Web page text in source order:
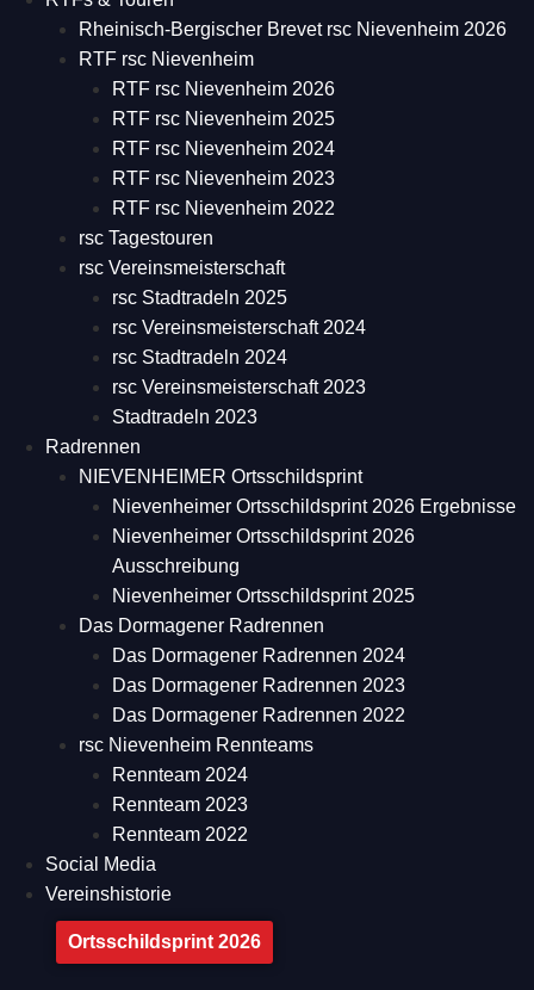
Rheinisch-Bergischer Brevet rsc Nievenheim 2026
RTF rsc Nievenheim
RTF rsc Nievenheim 2026
RTF rsc Nievenheim 2025
RTF rsc Nievenheim 2024
RTF rsc Nievenheim 2023
RTF rsc Nievenheim 2022
rsc Tagestouren
rsc Vereinsmeisterschaft
rsc Stadtradeln 2025
rsc Vereinsmeisterschaft 2024
rsc Stadtradeln 2024
rsc Vereinsmeisterschaft 2023
Stadtradeln 2023
Radrennen
NIEVENHEIMER Ortsschildsprint
Nievenheimer Ortsschildsprint 2026 Ergebnisse
Nievenheimer Ortsschildsprint 2026
Ausschreibung
Nievenheimer Ortsschildsprint 2025
Das Dormagener Radrennen
Das Dormagener Radrennen 2024
Das Dormagener Radrennen 2023
Das Dormagener Radrennen 2022
rsc Nievenheim Rennteams
Rennteam 2024
Rennteam 2023
Rennteam 2022
Social Media
Vereinshistorie
Ortsschildsprint 2026